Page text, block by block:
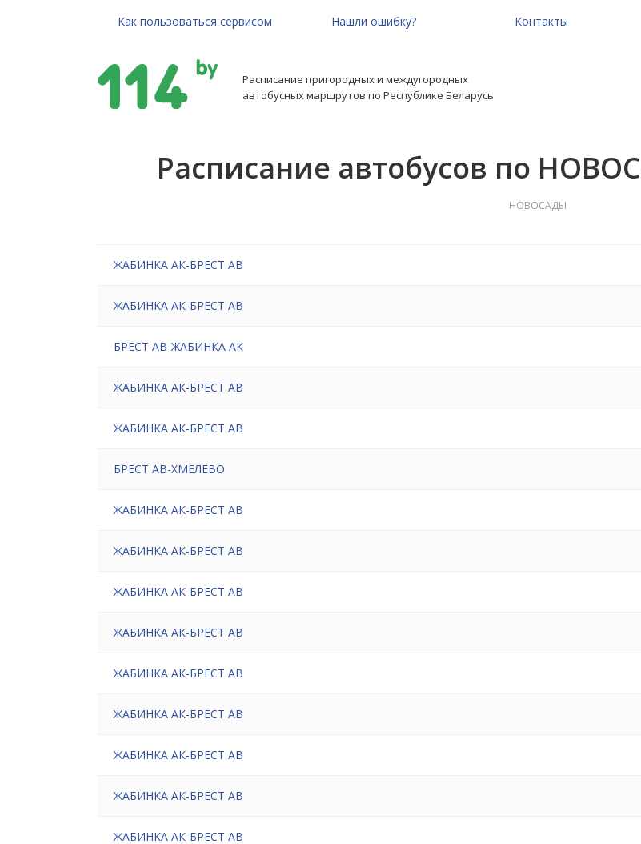
Как пользоваться сервисом Нашли ошибку? Контакты
Расписание пригородных и междугородных
автобусных маршрутов по Республике Беларусь
Расписание автобусов по
НОВОСАДЫ
ЖАБИНКА АК-БРЕСТ АВ
ЖАБИНКА АК-БРЕСТ АВ
БРЕСТ АВ-ЖАБИНКА АК
ЖАБИНКА АК-БРЕСТ АВ
ЖАБИНКА АК-БРЕСТ АВ
БРЕСТ АВ-ХМЕЛЕВО
ЖАБИНКА АК-БРЕСТ АВ
ЖАБИНКА АК-БРЕСТ АВ
ЖАБИНКА АК-БРЕСТ АВ
ЖАБИНКА АК-БРЕСТ АВ
ЖАБИНКА АК-БРЕСТ АВ
ЖАБИНКА АК-БРЕСТ АВ
ЖАБИНКА АК-БРЕСТ АВ
ЖАБИНКА АК-БРЕСТ АВ
ЖАБИНКА АК-БРЕСТ АВ